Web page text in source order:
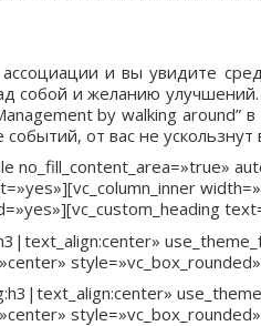
и вы увидите
собой и желанию
by walking around”
событий, от вас не
no_fill_content_area=»true»